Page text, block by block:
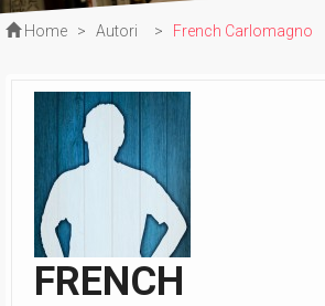
Home > Autori > French Carlomagno
FRENCH